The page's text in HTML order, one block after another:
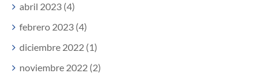
abril 2023 (4)
febrero 2023 (4)
diciembre 2022 (1)
noviembre 2022 (2)